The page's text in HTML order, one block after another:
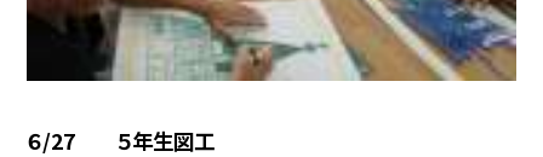
６/27 ５年生図工